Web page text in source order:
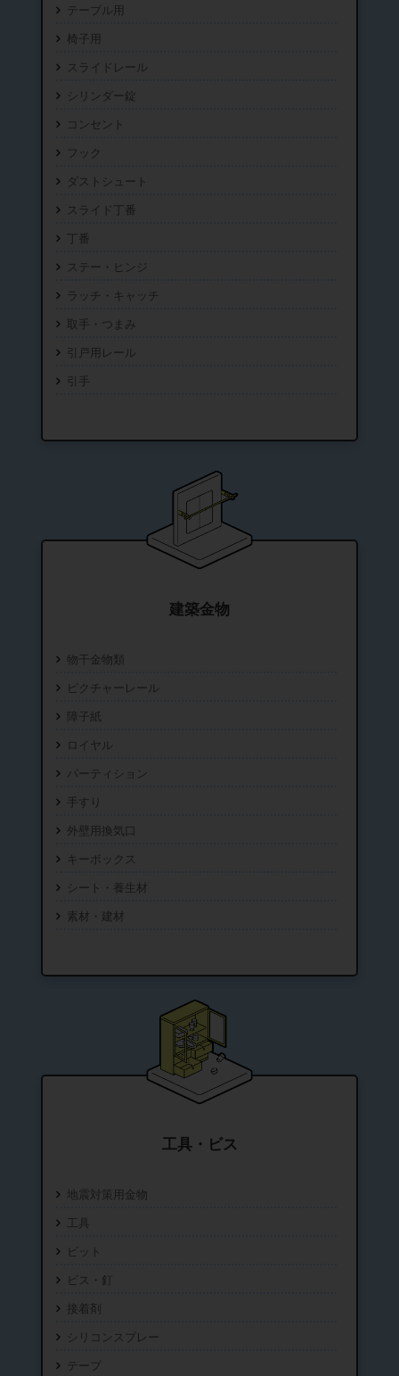
テーブル用
椅子用
スライドレール
シリンダー錠
コンセント
フック
ダストシュート
スライド丁番
丁番
ステー・ヒンジ
ラッチ・キャッチ
取手・つまみ
引戸用レール
引手
建築金物
物干金物類
ピクチャーレール
障子紙
ロイヤル
パーティション
手すり
外壁用換気口
キーボックス
シート・養生材
素材・建材
工具・ビス
地震対策用金物
工具
ビット
ビス・釘
接着剤
シリコンスプレー
テープ